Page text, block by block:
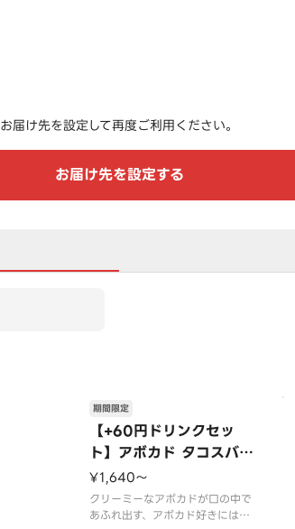
お届け先を設定して再度ご利用ください。
お届け先を設定する
【+60円ドリンクセッ
ト】アボカド タコスバー
ガー
期間限定
¥1,640〜
クリーミーなアボカドが口の中で
あふれ出す、アボカド好きにはた